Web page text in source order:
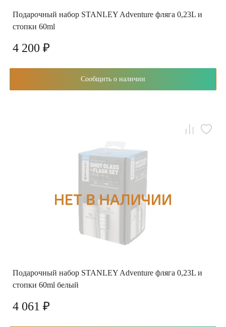
Подарочный набор STANLEY Adventure фляга 0,23L и
стопки 60ml
4 200 ₽
Сообщить о наличии
Подарочный набор STANLEY Adventure фляга 0,23L и
стопки 60ml белый
4 061 ₽